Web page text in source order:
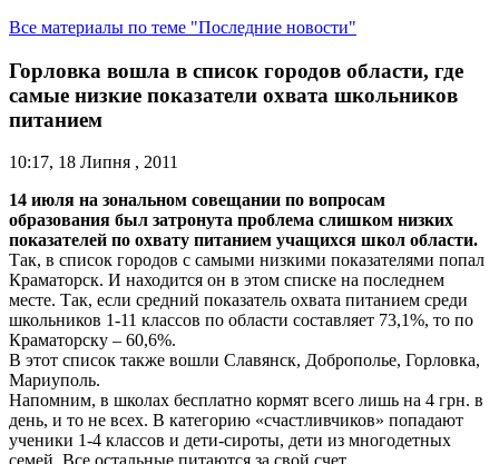
Все материалы по теме "Последние новости"
Горловка вошла в список городов области, где
самые низкие показатели охвата школьников
питанием
10:17, 18 Липня , 2011
14 июля на зональном совещании по вопросам
образования был затронута проблема слишком низких
показателей по охвату питанием учащихся школ области.
Так, в список городов с самыми низкими показателями попал
Краматорск. И находится он в этом списке на последнем
месте. Так, если средний показатель охвата питанием среди
школьников 1-11 классов по области составляет 73,1%, то по
Краматорску – 60,6%.
В этот список также вошли Славянск, Доброполье, Горловка,
Мариуполь.
Напомним, в школах бесплатно кормят всего лишь на 4 грн. в
день, и то не всех. В категорию «счастливчиков» попадают
ученики 1-4 классов и дети-сироты, дети из многодетных